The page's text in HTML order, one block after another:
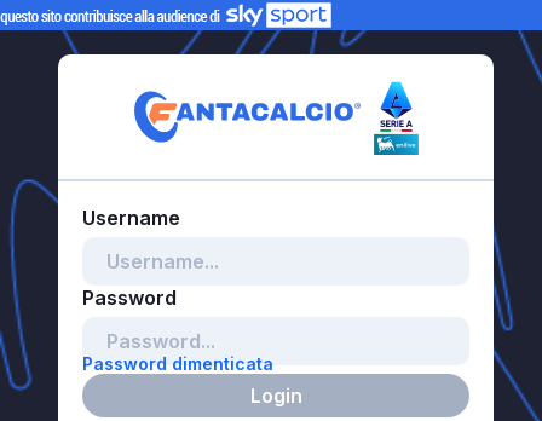
Password dimenticata
Login